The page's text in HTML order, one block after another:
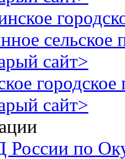
сельское
сайт>
городское
сайт>
по